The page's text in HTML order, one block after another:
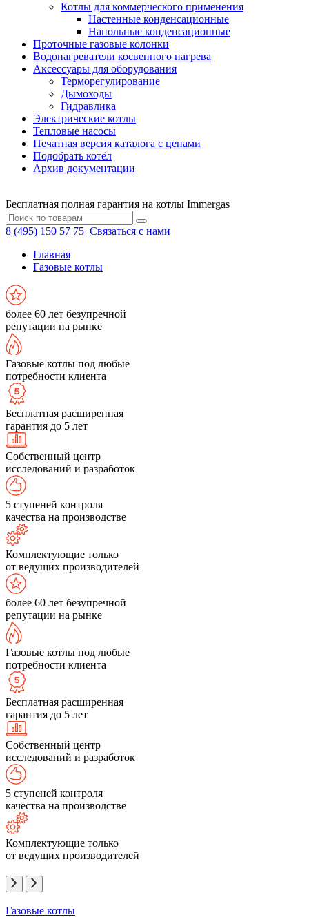
Котлы для коммерческого применения
Настенные конденсационные
Напольные конденсационные
Проточные газовые колонки
Водонагреватели косвенного нагрева
Аксессуары для оборудования
Терморегулирование
Дымоходы
Гидравлика
Электрические котлы
Тепловые насосы
Печатная версия каталога с ценами
Подобрать котёл
Архив документации
Бесплатная полная гарантия на котлы Immergas
8 (495) 150 57 75 Связаться с нами
Главная
Газовые котлы
более 60 лет безупречной
репутации на рынке
Газовые котлы под любые
потребности клиента
Бесплатная расширенная
гарантия до 5 лет
Собственный центр
исследований и разработок
5 ступеней контроля
качества на производстве
Комплектующие только
от ведущих производителей
более 60 лет безупречной
репутации на рынке
Газовые котлы под любые
потребности клиента
Бесплатная расширенная
гарантия до 5 лет
Собственный центр
исследований и разработок
5 ступеней контроля
качества на производстве
Комплектующие только
от ведущих производителей
Газовые котлы